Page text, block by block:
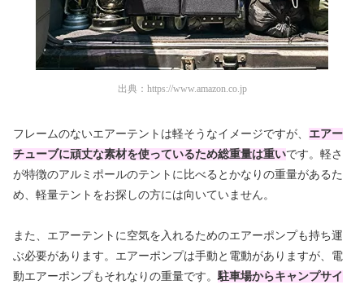
出典： https://www.amazon.co.jp
フレームのないエアーテントは軽そうなイメージですが、 エアー
チューブに頑丈な素材を使っているため総重量は重いです。軽さ
が特徴のアルミポールのテントに比べるとかなりの重量があるた
め、軽量テントをお探しの方には向いていません。
また、エアーテントに空気を入れるためのエアーポンプも持ち運
ぶ必要があります。エアーポンプは手動と電動がありますが、電
動エアーポンプもそれなりの重量です。 駐車場からキャンプサイ